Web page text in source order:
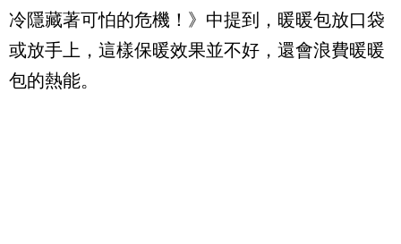
冷隱藏著可怕的危機！》中提到，暖暖包放口袋
或放手上，這樣保暖效果並不好，還會浪費暖暖
包的熱能。